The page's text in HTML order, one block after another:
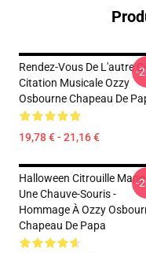
Rendez-Vous De L'autre
Citation Musicale Ozzy
Osbourne Chapeau De
19,78 € - 21,16 €
-
Halloween Citrouille
Une Chauve-Souris -
Hommage À Ozzy
Chapeau De Papa
-